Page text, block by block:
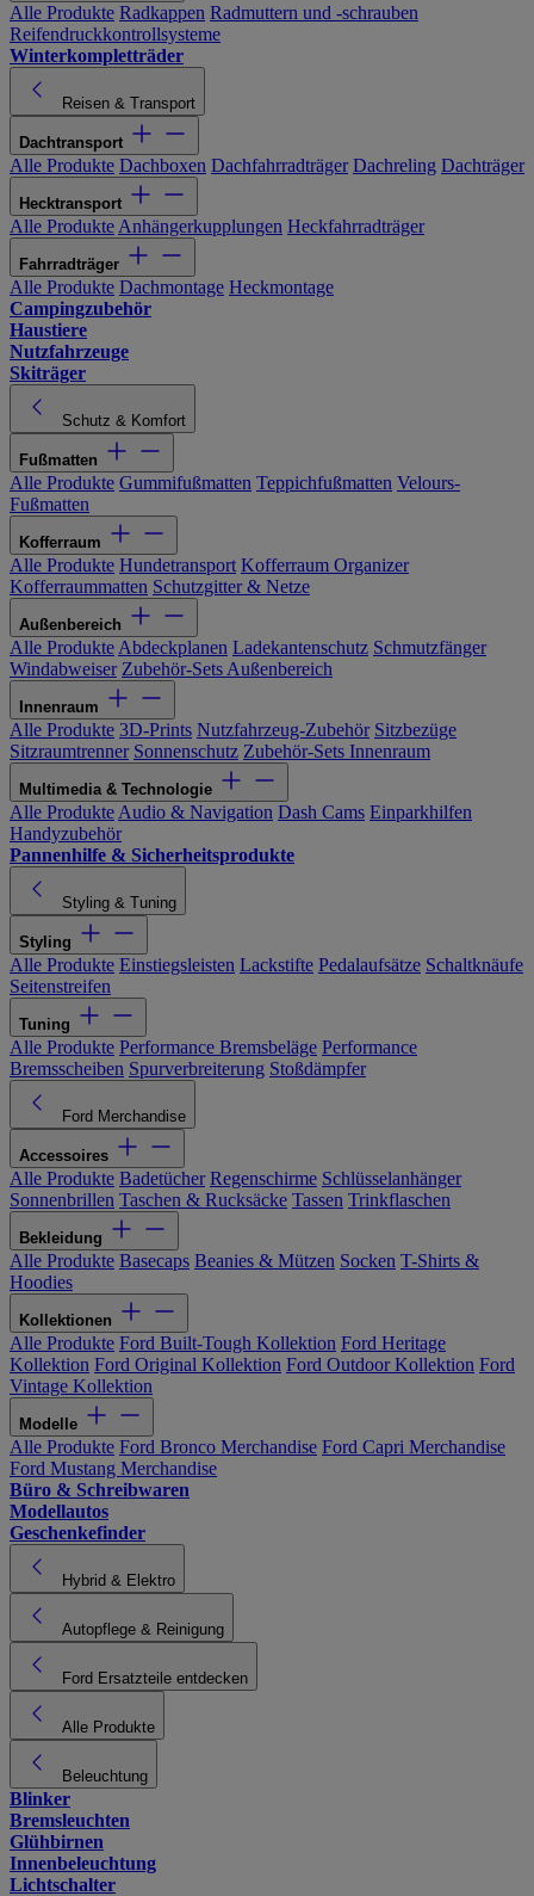
Alle Produkte Radkappen Radmuttern und -schrauben
Reifendruckkontrollsysteme
Winterkompletträder
Reisen & Transport
Dachtransport
Alle Produkte Dachboxen Dachfahrradträger Dachreling Dachträger
Hecktransport
Alle Produkte Anhängerkupplungen Heckfahrradträger
Fahrradträger
Alle Produkte Dachmontage Heckmontage
Campingzubehör
Haustiere
Nutzfahrzeuge
Skiträger
Schutz & Komfort
Fußmatten
Alle Produkte Gummifußmatten Teppichfußmatten Velours-
Fußmatten
Kofferraum
Alle Produkte Hundetransport Kofferraum Organizer
Kofferraummatten Schutzgitter & Netze
Außenbereich
Alle Produkte Abdeckplanen Ladekantenschutz Schmutzfänger
Windabweiser Zubehör-Sets Außenbereich
Innenraum
Alle Produkte 3D-Prints Nutzfahrzeug-Zubehör Sitzbezüge
Sitzraumtrenner Sonnenschutz Zubehör-Sets Innenraum
Multimedia & Technologie
Alle Produkte Audio & Navigation Dash Cams Einparkhilfen
Handyzubehör
Pannenhilfe & Sicherheitsprodukte
Styling & Tuning
Styling
Alle Produkte Einstiegsleisten Lackstifte Pedalaufsätze Schaltknäufe
Seitenstreifen
Tuning
Alle Produkte Performance Bremsbeläge Performance
Bremsscheiben Spurverbreiterung Stoßdämpfer
Ford Merchandise
Accessoires
Alle Produkte Badetücher Regenschirme Schlüsselanhänger
Sonnenbrillen Taschen & Rucksäcke Tassen Trinkflaschen
Bekleidung
Alle Produkte Basecaps Beanies & Mützen Socken T-Shirts &
Hoodies
Kollektionen
Alle Produkte Ford Built-Tough Kollektion Ford Heritage
Kollektion Ford Original Kollektion Ford Outdoor Kollektion Ford
Vintage Kollektion
Modelle
Alle Produkte Ford Bronco Merchandise Ford Capri Merchandise
Ford Mustang Merchandise
Büro & Schreibwaren
Modellautos
Geschenkefinder
Hybrid & Elektro
Autopflege & Reinigung
Ford Ersatzteile entdecken
Alle Produkte
Beleuchtung
Blinker
Bremsleuchten
Glühbirnen
Innenbeleuchtung
Lichtschalter